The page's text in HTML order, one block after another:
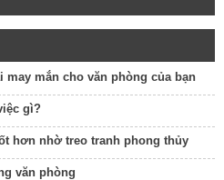
may mắn cho văn phòng của bạn
gì?
hơn nhờ treo tranh phong thủy
văn phòng